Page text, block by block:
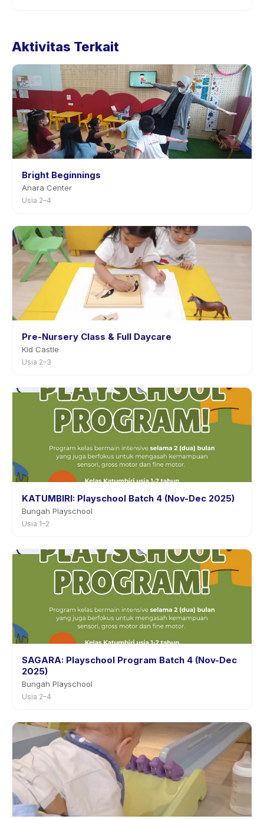
aplikasi. Kebanyakan penyedia mengizinkan
sebelumnya.
Aktivitas Terkait
Bright Beginnings
Anara Center
Usia 2–4
Pre-Nursery Class & Full Daycare
Kid Castle
Usia 2–3
KATUMBIRI: Playschool Batch 4 (Nov-Dec 2025)
Bungah Playschool
Usia 1–2
SAGARA: Playschool Program Batch 4 (Nov-Dec
2025)
Bungah Playschool
Usia 2–4